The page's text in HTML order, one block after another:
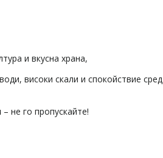
и вкусна храна,
високи скали и спокойствие сред
– не го пропускайте!